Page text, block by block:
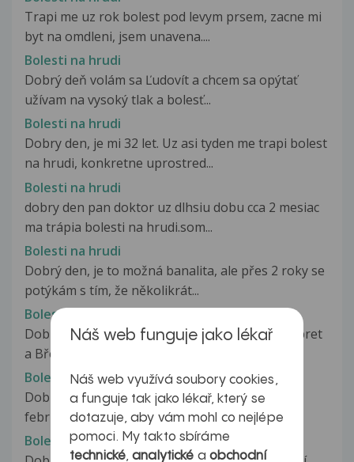
Trapi me uz rok bolest pod levym prsem, zacne mi
byt na omdleni, jsem unavena....
Bolesti na hrudi
Dobrý deň volám sa Ľudovít a chcem sa opýtať
užívam na vysoký tlak a bolesť...
Bolesti na hrudi
Dobry den, je mi 32 let. Uz asi tyden me trapi bolest
na hrudi, konkretne uprostred...
Bolesti na hrudi
dobry den pan doktor uz dlhsiu dobu cca 2 mesiac
ma trápia bolesti na hrudi.som...
Bolesti na hrudi
Dobrý den, je to možná banalita, ale přes 2 roky se
potýkám s tím, že několikrát...
Bolesti na hrudi
Dobrý den. Prosím, užívala jsem asi 10dní Sinupret
a Břečťanový sirup na nutkavé...
Bolesti na hrudi
Dobrý deň pán doktor, už dlhšie - od začiatku
februára (února) som začal pociťovať...
Bolesti na hrudi
Náš web funguje jako lékař
Náš web využívá soubory cookies,
a funguje tak jako lékař, který se
dotazuje, aby vám mohl co nejlépe
pomoci. My takto sbíráme
technické,analytické a obchodní